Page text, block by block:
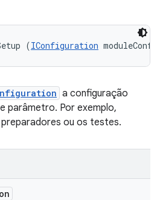
(IConfiguration
a configuração
parâmetro. Por exemplo,
ou os testes.